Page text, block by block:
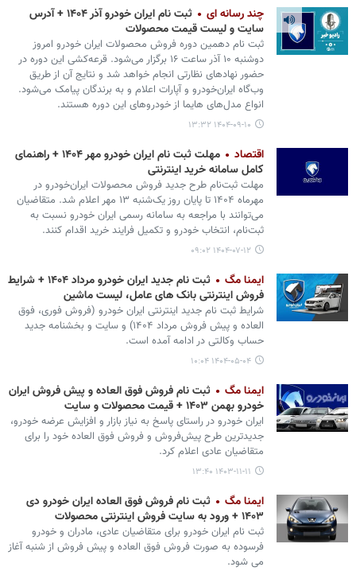
چند رسانه ای
ثبت نام ایران خودرو آذر ۱۴۰۴ + آدرس
سایت و لیست قیمت محصولات
ثبت نام دهمین دوره فروش محصولات ایران خودرو امروز
دوشنبه ۱۰ آذر ساعت ۱۶ برگزار می‌شود. قرعه‌کشی این دوره در
حضور نهادهای نظارتی انجام خواهد شد و نتایج آن از طریق
وب‌گاه ایران‌خودرو و آپارات اعلام و به برندگان پیامک می‌شود.
انواع مدل‌های هایما از خودروهای این دوره هستند.
۱۴۰۴-۰۹-۱۰ ۱۳:۳۲
اقتصاد
مهلت ثبت نام ایران خودرو مهر ۱۴۰۴ + راهنمای
کامل سامانه خرید اینترنتی
مهلت ثبت‌نام طرح جدید فروش محصولات ایران‌خودرو در
مهرماه ۱۴۰۴ تا پایان روز یک‌شنبه ۱۳ مهر اعلام شد. متقاضیان
می‌توانند با مراجعه به سامانه رسمی ایران خودرو نسبت به
ثبت‌نام، انتخاب خودرو و تکمیل فرایند خرید اقدام کنند.
۱۴۰۴-۰۷-۱۲ ۰۹:۰۲
ایمنا مگ
ثبت نام جدید ایران خودرو مرداد ۱۴۰۴ + شرایط
فروش اینترنتی بانک های عامل، لیست ماشین
شرایط ثبت نام جدید اینترنتی ایران خودرو (فروش فوری، فوق
العاده و پیش فروش مرداد ۱۴۰۴) و سایت و بخشنامه جدید
حساب وکالتی در ادامه آمده است.
۱۴۰۴-۰۵-۰۴ ۱۰:۰۴
ایمنا مگ
ثبت نام فروش فوق العاده و پیش فروش ایران
خودرو بهمن ۱۴۰۳ + قیمت محصولات و سایت
ایران‌ خودرو در راستای پاسخ به نیاز بازار و افزایش عرضه خودرو،
جدیدترین طرح پیش‌فروش و فروش فوق العاده خود را برای
متقاضیان عادی اعلام کرد.
۱۴۰۳-۱۱-۱۱ ۱۳:۴۰
ایمنا مگ
ثبت نام فروش فوق العاده ایران خودرو دی
۱۴۰۳ + ورود به سایت فروش اینترنتی محصولات
ثبت نام ایران خودرو برای متقاضیان عادی، مادران و خودرو
فرسوده به صورت فروش فوق العاده و پیش فروش از شنبه آغاز
می شود.